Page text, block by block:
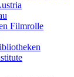
Filmrolle